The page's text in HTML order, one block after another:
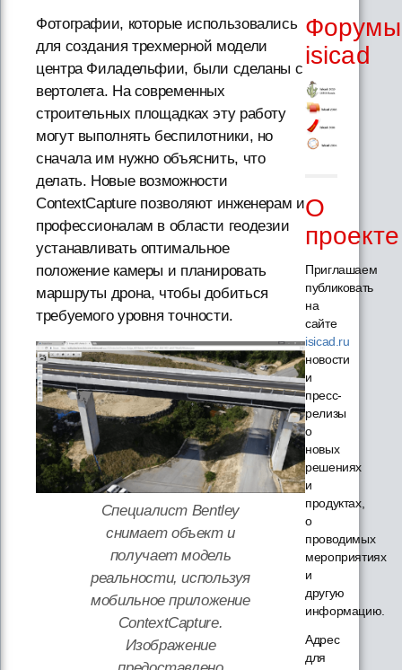
Фотографии, которые использовались
для создания трехмерной модели
центра Филадельфии, были сделаны с
вертолета. На современных
строительных площадках эту работу
могут выполнять беспилотники, но
сначала им нужно объяснить, что
делать. Новые возможности
ContextCapture позволяют инженерам и
профессионалам в области геодезии
устанавливать оптимальное
положение камеры и планировать
маршруты дрона, чтобы добиться
требуемого уровня точности.
Специалист Bentley
снимает объект и
получает модель
реальности, используя
мобильное приложение
ContextCapture.
Изображение
Форумы
isicad
О
проекте
Приглашаем
публиковать
на
сайте
isicad.ru
новости
и
пресс-
релизы
о
новых
решениях
и
продуктах,
о
проводимых
мероприятиях
и
другую
информацию.
Адрес
для